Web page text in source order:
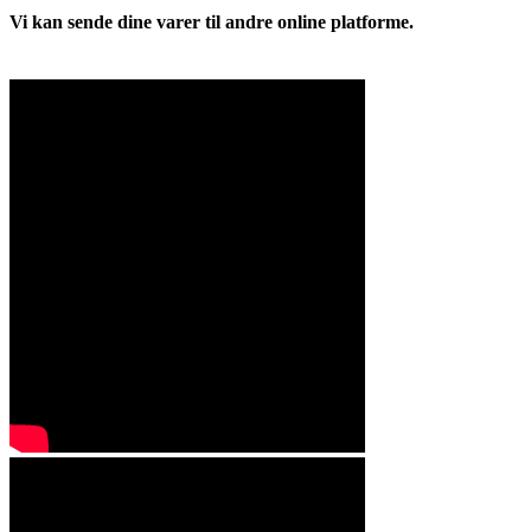
Vi kan sende dine varer til andre online platforme.